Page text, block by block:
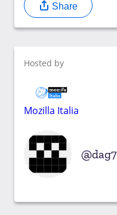
Share
Hosted by
Mozilla Italia
dag7